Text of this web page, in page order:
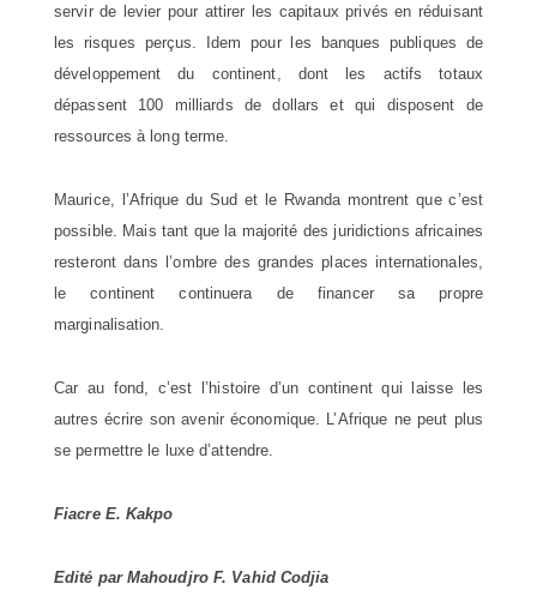
servir de levier pour attirer les capitaux privés en réduisant
les risques perçus. Idem pour les banques publiques de
développement du continent, dont les actifs totaux
dépassent 100 milliards de dollars et qui disposent de
ressources à long terme.
Maurice, l’Afrique du Sud et le Rwanda montrent que c’est
possible. Mais tant que la majorité des juridictions africaines
resteront dans l’ombre des grandes places internationales,
le continent continuera de financer sa propre
marginalisation.
Car au fond, c’est l’histoire d’un continent qui laisse les
autres écrire son avenir économique. L’Afrique ne peut plus
se permettre le luxe d’attendre.
Fiacre E. Kakpo
Edité par Mahoudjro F. Vahid Codjia